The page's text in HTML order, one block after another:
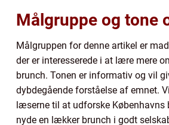
Målgruppe og tone
Målgruppen for denne artikel er
der er interesserede i at lære mere
brunch. Tonen er informativ og vil
dybdegående forståelse af emnet.
læserne til at udforske Københavns
nyde en lækker brunch i godt